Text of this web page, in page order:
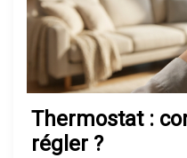
Thermostat :
régler ?